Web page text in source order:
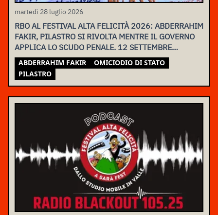
martedì 28 luglio 2026
RBO AL FESTIVAL ALTA FELICITÀ 2026: ABDERRAHIM
FAKIR, PILASTRO SI RIVOLTA MENTRE IL GOVERNO
APPLICA LO SCUDO PENALE. 12 SETTEMBRE
ASSEMBLEA NAZIONALE
ABDERRAHIM FAKIR
OMICIODIO DI STATO
PILASTRO